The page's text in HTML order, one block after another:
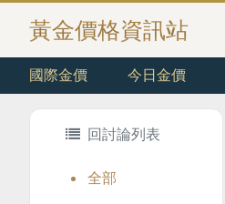
黃金價格資訊站
國際金價 今日金價
回討論列表
全部